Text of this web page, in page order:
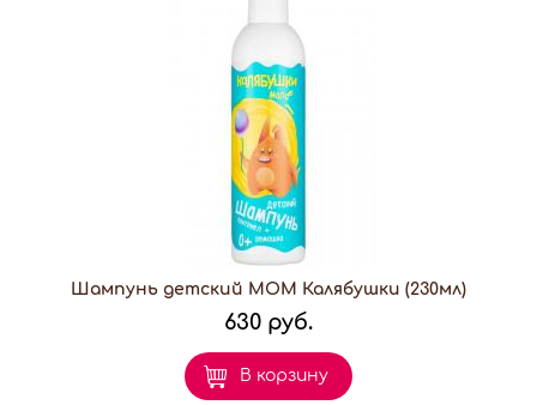
Шампунь детский МОМ Калябушки (230мл)
630 руб.
В корзину